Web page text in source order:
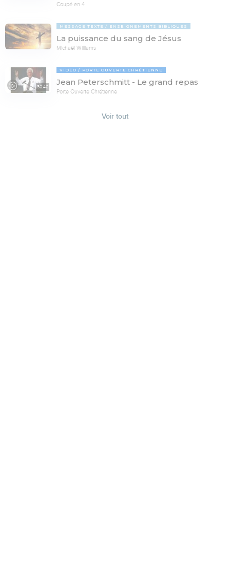
Coupé en 4
MESSAGE TEXTE ENSEIGNEMENTS BIBLIQUES
La puissance du sang de Jésus
Michaël Williams
50:40
VIDÉO PORTE OUVERTE CHRÉTIENNE
Jean Peterschmitt - Le grand repas
Porte Ouverte Chrétienne
Voir tout